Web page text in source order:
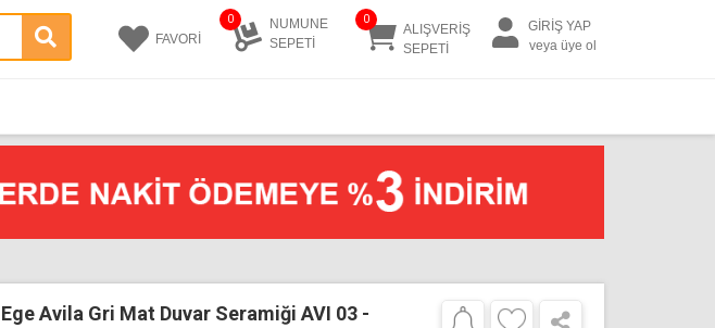
FAVORİ
0
NUMUNE
SEPETİ
0
ALIŞVERİŞ
SEPETİ
GİRİŞ YAP
veya üye ol
Ege Avila Gri Mat Duvar Seramiği AVI 03 -